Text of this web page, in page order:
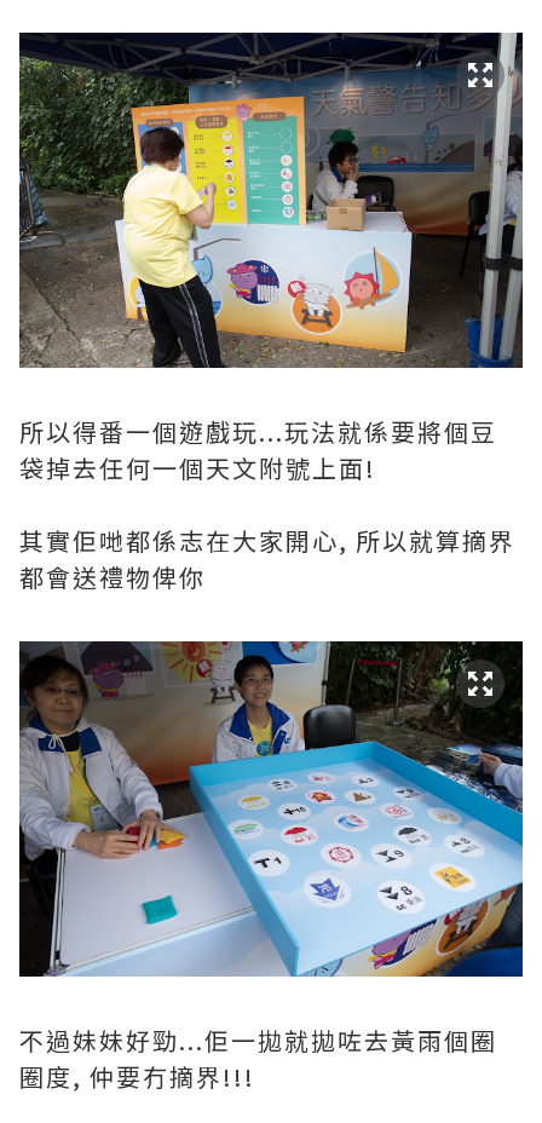
所以得番一個遊戲玩...玩法就係要將個豆
袋掉去任何一個天文附號上面!
其實佢哋都係志在大家開心, 所以就算摘界
都會送禮物俾你
不過妹妹好勁...佢一拋就拋咗去黃雨個圈
圈度, 仲要冇摘界!!!